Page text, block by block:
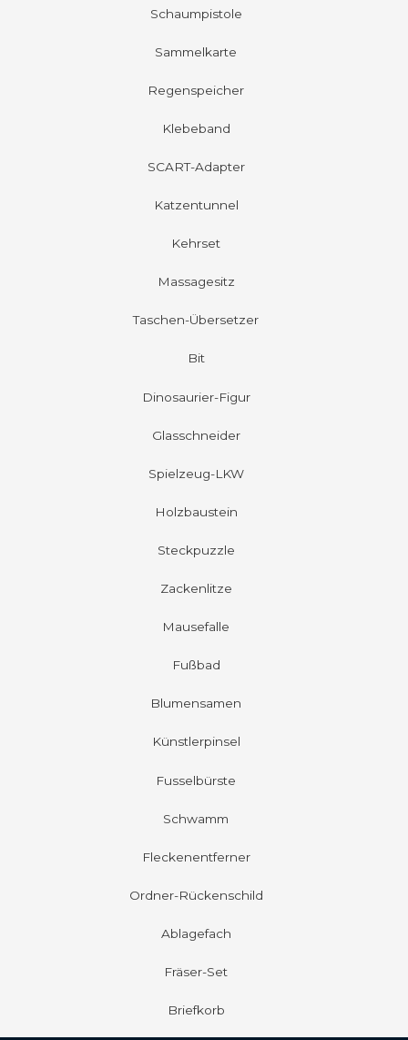
Schaumpistole
Sammelkarte
Regenspeicher
Klebeband
SCART-Adapter
Katzentunnel
Kehrset
Massagesitz
Taschen-Übersetzer
Bit
Dinosaurier-Figur
Glasschneider
Spielzeug-LKW
Holzbaustein
Steckpuzzle
Zackenlitze
Mausefalle
Fußbad
Blumensamen
Künstlerpinsel
Fusselbürste
Schwamm
Fleckenentferner
Ordner-Rückenschild
Ablagefach
Fräser-Set
Briefkorb